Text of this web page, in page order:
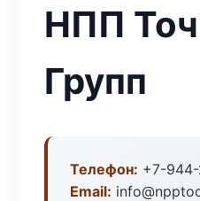
НПП
Групп
Телефон: +7-
Email: